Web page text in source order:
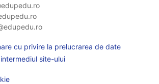
cu privire la prelucrarea de date
site-ului